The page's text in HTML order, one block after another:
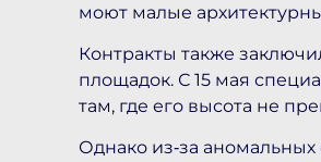
моют малые
Контракты также
площадок. С 15 мая
там, где его высота не
Однако из‑за